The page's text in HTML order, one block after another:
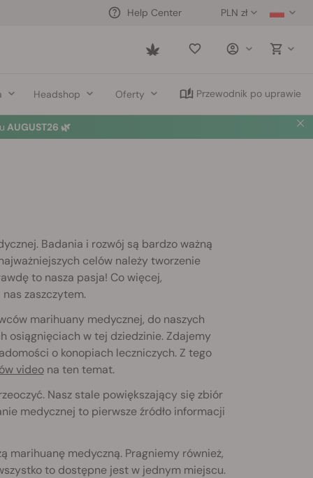
PLN zł
Help Center
Saved
Headshop Oferty Przewodnik po uprawie
AUGUST26 🌿
Badania i rozwój są bardzo ważną
celów należy tworzenie
to nasza pasja! Co więcej,
zaszczytem.
marihuany medycznej, do naszych
osiągnięciach w tej dziedzinie. Zdajemy
o konopiach leczniczych. Z tego
videona ten temat.
Nasz stale powiększający się zbiór
medycznej to pierwsze źródło informacji
marihuanę medyczną. Pragniemy również,
to dostępne jest w jednym miejscu.